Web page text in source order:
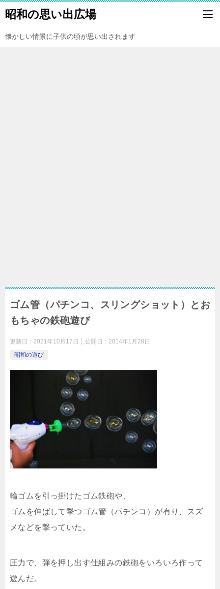
昭和の思い出広場
懐かしい情景に子供の頃が思い出されます
ゴム管（パチンコ、スリングショット）とお
もちゃの鉄砲遊び
更新日： 2021年10月17日 公開日： 2014年1月28日
昭和の遊び
輪ゴムを引っ掛けたゴム鉄砲や、
ゴムを伸ばして撃つゴム管（パチンコ）が有り、スズ
メなどを撃っていた。
圧力で、弾を押し出す仕組みの鉄砲をいろいろ作って
遊んだ。